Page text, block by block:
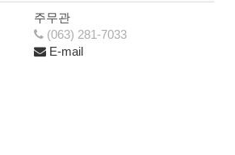
주무관
(063) 281-7033
E-mail